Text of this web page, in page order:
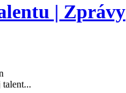
| Zprávy
.